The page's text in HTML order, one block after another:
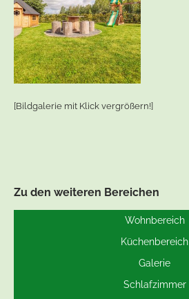
[Bildgalerie mit Klick vergrößern!]
Zu den weiteren Bereichen
Wohnbereich
Küchenbereich
Galerie
Schlafzimmer